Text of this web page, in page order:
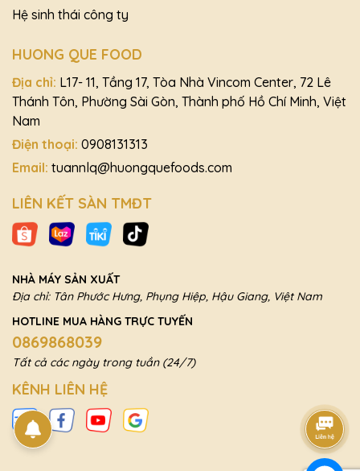
Hệ sinh thái công ty
HUONG QUE FOOD
Địa chỉ: L17- 11, Tầng 17, Tòa Nhà Vincom Center, 72 Lê
Thánh Tôn, Phường Sài Gòn, Thành phố Hồ Chí Minh, Việt
Nam
Điện thoại: 0908131313
Email: tuannlq@huongquefoods.com
LIÊN KẾT SÀN TMĐT
NHÀ MÁY SẢN XUẤT
Địa chỉ: Tân Phước Hưng, Phụng Hiệp, Hậu Giang, Việt Nam
HOTLINE MUA HÀNG TRỰC TUYẾN
0869868039
Tất cả các ngày trong tuần (24/7)
KÊNH LIÊN HỆ